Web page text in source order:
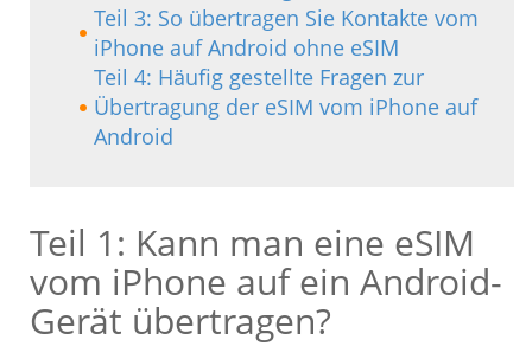
Teil 3: So übertragen Sie Kontakte vom
iPhone auf Android ohne eSIM
Teil 4: Häufig gestellte Fragen zur
Übertragung der eSIM vom iPhone auf
Android
Teil 1: Kann man eine eSIM
vom iPhone auf ein Android-
Gerät übertragen?